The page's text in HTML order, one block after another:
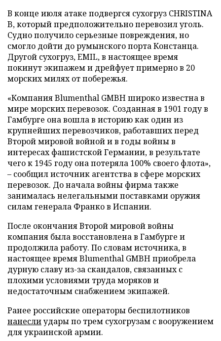
В конце июля атаке подвергся сухогруз CHRISTINA
B, который предположительно перевозил уголь.
Судно получило серьезные повреждения, но
смогло дойти до румынского порта Констанца.
Другой сухогруз, EMIL, в настоящее время
покинут экипажем и дрейфует примерно в 20
морских милях от побережья.
«Компания Blumenthal GMBH широко известна в
мире морских перевозок. Созданная в 1901 году в
Гамбурге она вошла в историю как один из
крупнейших перевозчиков, работавших перед
Второй мировой войной и в годы войны в
интересах фашистской Германии, в результате
чего к 1945 году она потеряла 100% своего флота»,
– сообщил источник агентства в сфере морских
перевозок. До начала войны фирма также
занималась нелегальными поставками оружия
силам генерала Франко в Испании.
После окончания Второй мировой войны
компания была восстановлена в Гамбурге и
продолжила работу. По словам источника, в
настоящее время Blumenthal GMBH приобрела
дурную славу из-за скандалов, связанных с
плохими условиями труда моряков и
недостаточным снабжением экипажей.
Ранее российские операторы беспилотников
нанеслиудары по трем сухогрузам с вооружением
для украинской армии.